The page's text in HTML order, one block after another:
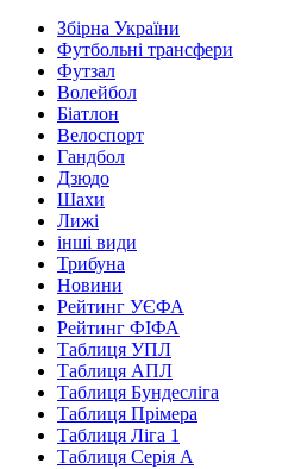
Збірна України
Футбольні трансфери
Футзал
Волейбол
Біатлон
Велоспорт
Гандбол
Дзюдо
Шахи
Лижі
інші види
Трибуна
Новини
Рейтинг УЄФА
Рейтинг ФІФА
Таблиця УПЛ
Таблиця АПЛ
Таблиця Бундесліга
Таблиця Прімера
Таблиця Ліга 1
Таблиця Серія А